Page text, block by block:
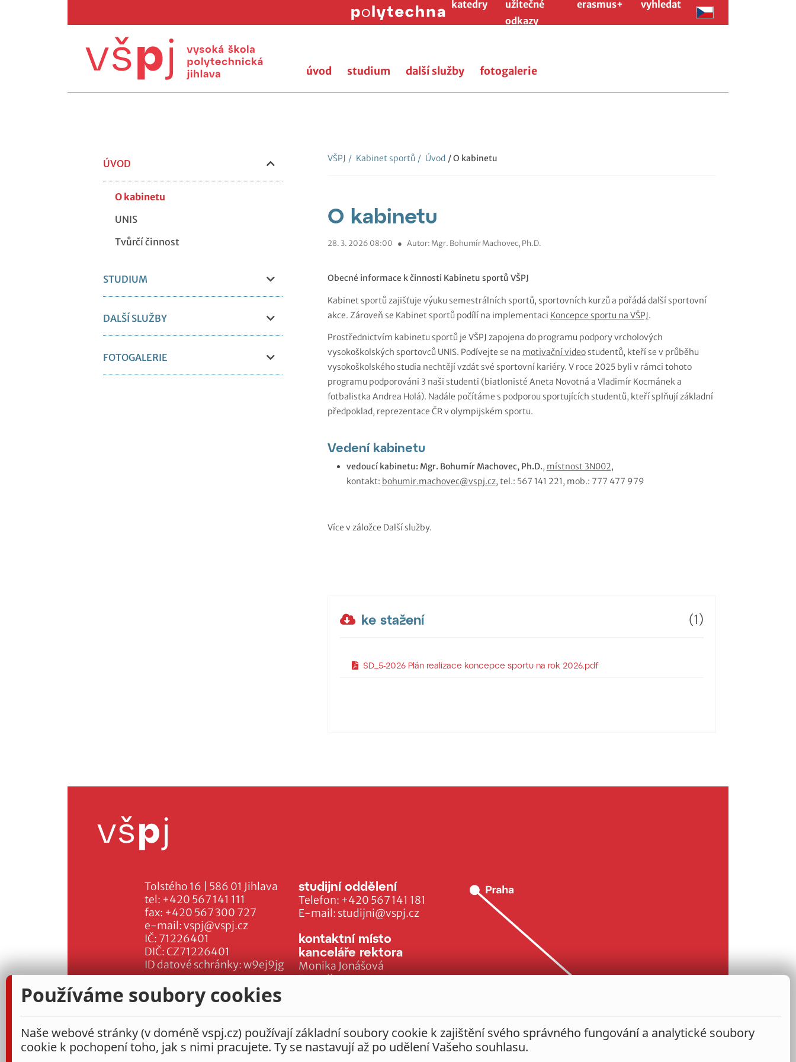
katedry
užitečné
odkazy
erasmus+ vyhledat
úvod studium další služby fotogalerie
ÚVOD
O kabinetu
UNIS
Tvůrčí činnost
STUDIUM
DALŠÍ SLUŽBY
FOTOGALERIE
VŠPJ / Kabinet sportů / Úvod / O kabinetu
O kabinetu
28. 3. 2026 08:00 ● Autor: Mgr. Bohumír Machovec, Ph.D.
Obecné informace k činnosti Kabinetu sportů VŠPJ
Kabinet sportů zajišťuje výuku semestrálních sportů, sportovních kurzů a pořádá další sportovní
akce. Zároveň se Kabinet sportů podílí na implementaci Koncepce sportu na VŠPJ.
Prostřednictvím kabinetu sportů je VŠPJ zapojena do programu podpory vrcholových
vysokoškolských sportovců UNIS. Podívejte se na motivační videostudentů, kteří se v průběhu
vysokoškolského studia nechtějí vzdát své sportovní kariéry. V roce 2025 byli v rámci tohoto
programu podporováni 3 naši studenti (biatlonisté Aneta Novotná a Vladimír Kocmánek a
fotbalistka Andrea Holá). Nadále počítáme s podporou sportujících studentů, kteří splňují základní
předpoklad, reprezentace ČR v olympijském sportu.
Vedení kabinetu
vedoucí kabinetu: Mgr. Bohumír Machovec, Ph.D., místnost 3N002,
kontakt: bohumir.machovec@vspj.cz, tel.: 567 141 221, mob.: 777 477 979
Více v záložce Další služby.
ke stažení (1)
SD_5-2026 Plán realizace koncepce sportu na rok 2026.pdf
Tolstého 16 | 586 01 Jihlava
tel: +420 567 141 111
fax: +420 567 300 727
e-mail:vspj@vspj.cz
IČ: 71226401
DIČ: CZ71226401
ID datové schránky: w9ej9jg
studijní oddělení
Telefon: +420 567 141 181
E-mail: studijni@vspj.cz
kontaktní místo
kanceláře rektora
Monika Jonášová
E-mail:
Používáme soubory cookies
Naše webové stránky (v doméně vspj.cz) používají základní soubory cookie k zajištění svého správného fungování a analytické soubory
cookie k pochopení toho, jak s nimi pracujete. Ty se nastavují až po udělení Vašeho souhlasu.